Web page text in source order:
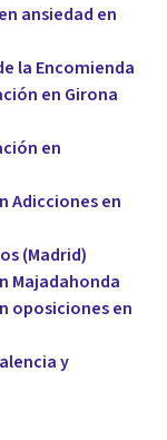
ansiedad en
la Encomienda
en Girona
en
Adicciones en
(Madrid)
Majadahonda
oposiciones en
y